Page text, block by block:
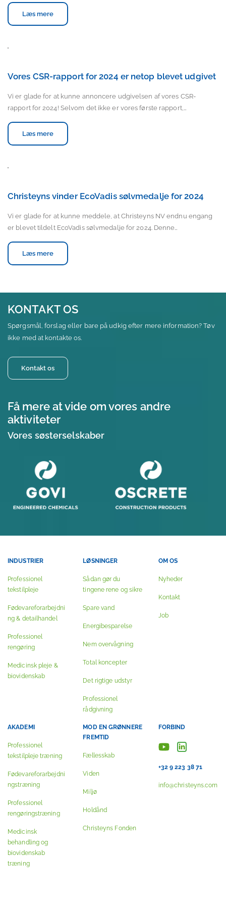
Læs mere
Vores CSR-rapport for 2024 er netop blevet udgivet
Vi er glade for at kunne annoncere udgivelsen af ​​vores CSR-
rapport for 2024! Selvom det ikke er vores første rapport,…
Læs mere
Christeyns vinder EcoVadis sølvmedalje for 2024
Vi er glade for at kunne meddele, at Christeyns NV endnu engang
er blevet tildelt EcoVadis sølvmedalje for 2024. Denne…
Læs mere
KONTAKT OS
Spørgsmål, forslag eller bare på udkig efter mere information? Tøv
ikke med at kontakte os.
Kontakt os
Få mere at vide om vores andre
aktiviteter
Vores søsterselskaber
INDUSTRIER
Professionel
tekstilpleje
Fødevareforarbejdni
ng & detailhandel
Professionel
rengøring
Medicinsk pleje &
biovidenskab
LØSNINGER
Sådan gør du
tingene rene og sikre
Spare vand
Energibesparelse
Nem overvågning
Total koncepter
Det rigtige udstyr
Professionel
rådgivning
OM OS
Nyheder
Kontakt
Job
AKADEMI
Professionel
tekstilpleje træning
Fødevareforarbejdni
ngstræning
Professionel
rengøringstræning
Medicinsk
behandling og
biovidenskab
træning
MOD EN GRØNNERE
FREMTID
Fællesskab
Viden
Miljø
Holdånd
Christeyns Fonden
FORBIND
+32 9 223 38 71
info@christeyns.com